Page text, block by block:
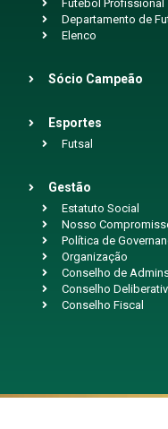
Futebol Profissional
Departamento de
Elenco
Sócio Campeão
Esportes
Futsal
Gestão
Estatuto Social
Nosso
Política de
Organização
Conselho de
Conselho
Conselho Fiscal